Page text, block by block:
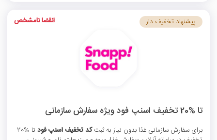
تا %20 تخفیف اسنپ فود ویژه سفارش سازمانی
برای سفارش سازمانی غذا بدون نیاز به ثبتکد تخفیف اسنپ فود
تا %20
پیشنهاد تخفیف دار انقضا نامشخص